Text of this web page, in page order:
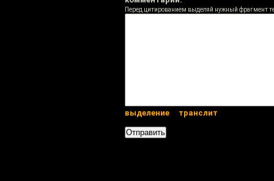
Перед цитированием выделяй нужный фрагмент
выделение транслит